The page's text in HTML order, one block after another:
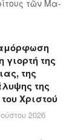
τῶν Μα­
γιορτή της
της
της
Χριστού
2026